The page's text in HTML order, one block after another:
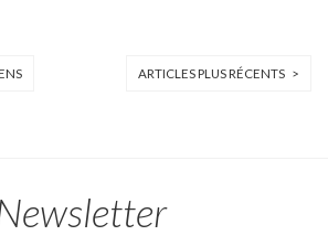
ARTICLES PLUS RÉCENTS >